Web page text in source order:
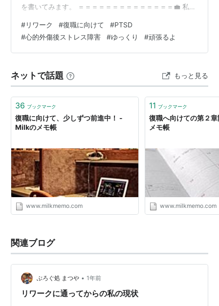
を書いてみます。 ＝＝＝＝＝＝＝＝＝＝＝＝＝＝💼 私自
きてるかなあ」という気持ちでした。 この1か月半を振り
返ると 1か月目は、とにかく休むことを最優先にしまし
た。 眠い日は眠る。 疲れたら横になる。 「何もしない
今月に入ってからは少しずつ活動量を増やし、 ・行って
みたかった場所へ出かける…
#リワーク #復職に向けて #PTSD
#心的外傷後ストレス障害 #ゆっくり #頑張るよ
ネットで話題 もっと見る
36 ブックマーク
復職に向けて、少しずつ前進中！ -
Milkのメモ帳
www.milkmemo.com
11 ブックマーク
復職へ向けての第２
メモ帳
www.milkmemo.com
関連ブログ
ぶろぐ処 まつや • 1年前
リワークに通ってからの私の現状